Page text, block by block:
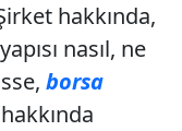
hakkında,
nasıl, ne
borsa